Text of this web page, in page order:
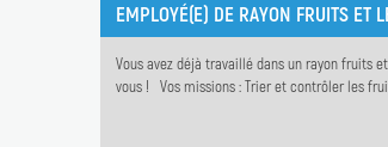
EMPLOYÉ(E) DE RAYON FRUITS ET
Vous avez déjà travaillé dans un rayon fruits
vous ! Vos missions : Trier et contrôler les